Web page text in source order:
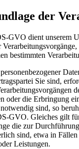
der
GVO dient unserem
bestimmten
Sie sind,
oder die Erbringung
sind, so
GVO. Gleiches gilt
die zur
sind, etwa in
Leistungen.